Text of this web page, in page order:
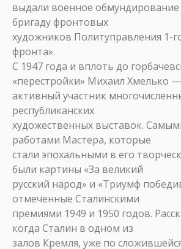
выдали военное обмундирование
бригаду фронтовых
художников Политуправления 1-
фронта».
С 1947 года и вплоть до
«перестройки» Михаил Хмелько —
активный участник
республиканских
художественных выставок.
работами Мастера, которые
стали эпохальными в его
были картины «За великий
русский народ» и «Триумф
отмеченные Сталинскими
премиями 1949 и 1950 годов.
когда Сталин в одном из
залов Кремля, уже по